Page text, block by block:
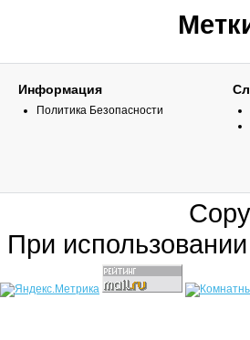
Информация
Политика Безопасности
При